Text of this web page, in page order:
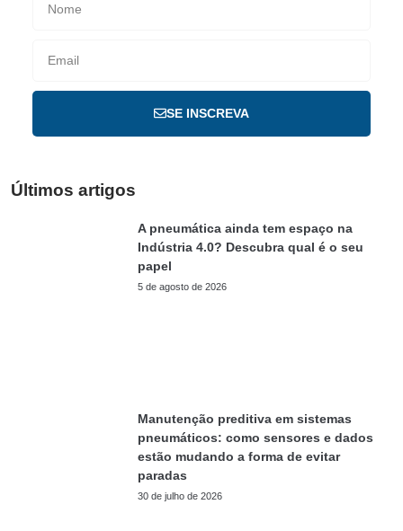
SE INSCREVA
Últimos artigos
A pneumática ainda tem espaço na
Indústria 4.0? Descubra qual é o seu
papel
5 de agosto de 2026
Manutenção preditiva em sistemas
pneumáticos: como sensores e dados
estão mudando a forma de evitar
paradas
30 de julho de 2026